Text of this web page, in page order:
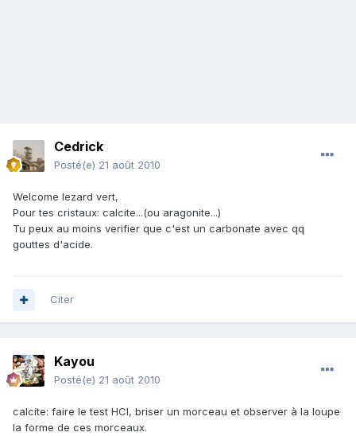
Cedrick
Posté(e) 21 août 2010
Welcome lezard vert,
Pour tes cristaux: calcite...(ou aragonite...)
Tu peux au moins verifier que c'est un carbonate avec qq
gouttes d'acide.
Citer
Kayou
Posté(e) 21 août 2010
calcite: faire le test HCl, briser un morceau et observer à la loupe
la forme de ces morceaux.